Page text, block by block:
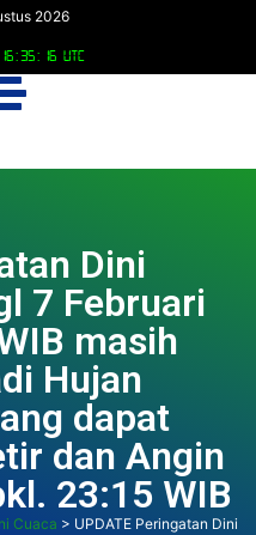
2026
16:35:16 UTC
Dini
7 Februari
masih
Hujan
dapat
dan Angin
23:15 WIB
Cuaca > UPDATE Peringatan Dini